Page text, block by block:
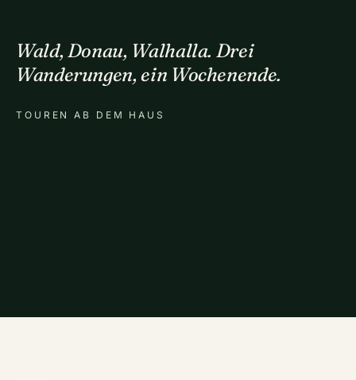
Wald, Donau, Walhalla. Drei
Wanderungen, ein Wochenende.
TOUREN AB DEM HAUS